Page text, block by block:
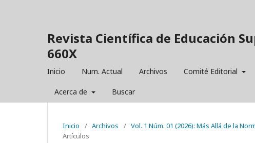
Revista Científica de Educación
660X
Inicio Num. Actual Archivos Comité Editorial
Acerca de Buscar
Inicio / Archivos / Vol. 1 Núm. 01 (2026): Más Allá de la
Artículos